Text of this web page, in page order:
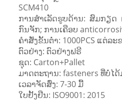
SCM410
ການ​ສໍາ​ເລັດ​ຮູບ​ດ້ານ​: ສົມ​ກຽ
ກົນ​ຈັກ​; ການ​ເຄືອບ
ຄໍາສັ່ງຂັ້ນຕ່ໍາ: 1000PCS ແຕ່ລ
ຕົວຢ່າງ: ຕົວຢ່າງຟຣີ
ຊຸດ: Carton+Pallet
ມາດ​ຕະ​ຖານ​: fasteners ທີ່​ບໍ່​ໄ
ເວລາຈັດສົ່ງ: 7-30 ມື້
ໃບຢັ້ງຢືນ: ISO9001: 2015